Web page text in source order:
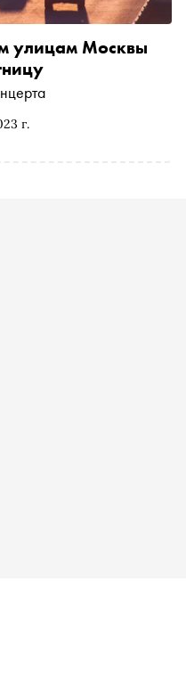
г.
улицам Москвы